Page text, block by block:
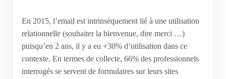
En 2015, l’email est intrinsèquement lié à une utilisation
relationnelle (souhaiter la bienvenue, dire merci …)
puisqu’en 2 ans, il y a eu +30% d’utilisation dans ce
contexte. En termes de collecte, 66% des professionnels
interrogés se servent de formulaires sur leurs sites